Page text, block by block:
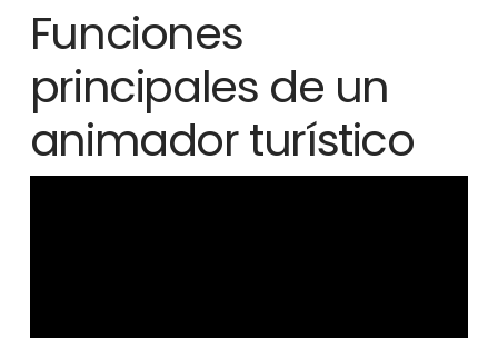
Funciones
principales de un
animador turístico